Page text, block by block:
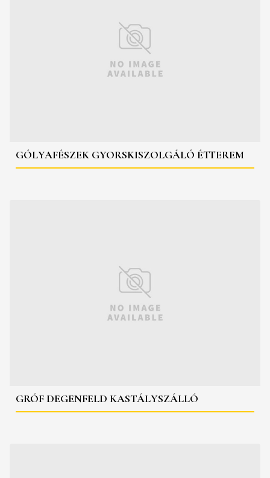
GÓLYAFÉSZEK GYORSKISZOLGÁLÓ ÉTTEREM
GRÓF DEGENFELD KASTÁLYSZÁLLÓ